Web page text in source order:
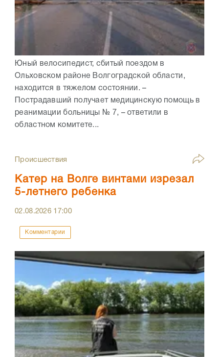
Юный велосипедист, сбитый поездом в
Ольховском районе Волгоградской области,
находится в тяжелом состоянии. –
Пострадавший получает медицинскую помощь в
реанимации больницы № 7, – ответили в
областном комитете...
Происшествия
Катер на Волге винтами изрезал
5-летнего ребенка
02.08.2026 17:00
Комментарии